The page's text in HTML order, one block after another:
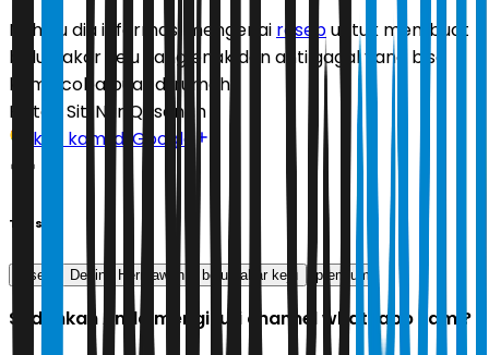
Nah itu dia informasi mengenai resepuntuk membuat
bolu bakar keju yang enak dan anti gagal yang bisa
kamu coba buat di rumah.
Editor: Siti Nur Qasanah
Ikuti kami di Google
Tags
resep Devina Hermawan bolu bakar keju premium
Sudahkah Anda mengikuti channel whatsapp kami?